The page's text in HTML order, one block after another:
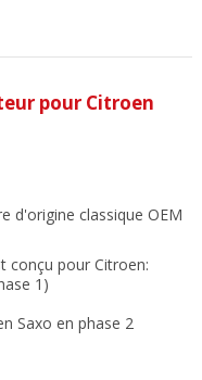
pour Citroen
d'origine classique OEM
conçu pour Citroen:
1)
Saxo en phase 2